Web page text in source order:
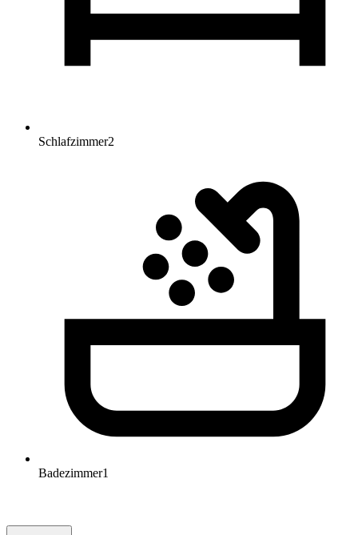
Schlafzimmer2
Badezimmer1